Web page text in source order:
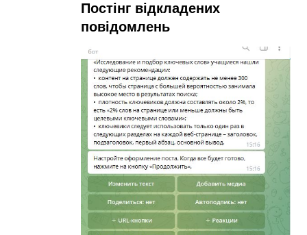
Постінг відкладених
повідомлень